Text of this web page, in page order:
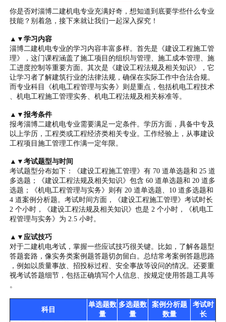
你是否对淄博二建机电专业充满好奇，想知道到底要学些什么专业
技能？别着急，接下来就让我们一起深入探究！
▲▼学习内容
淄博二建机电专业的学习内容丰富多样。首先是《建设工程施工管
理》，这门课程涵盖了施工项目的组织与管理、施工成本管理、施
工进度控制等重要方面。其次是《建设工程法规及相关知识》，它
让学习者了解建筑行业的法律法规，确保在实际工作中合法合规。
而专业科目《机电工程管理与实务》则是重点，包括机电工程技术
、机电工程施工管理实务、机电工程法规及相关标准等。
▲▼报考条件
报考淄博二建机电专业需要满足一定条件。学历方面，具备中专及
以上学历，工程类或工程经济类相关专业。工作经验上，从事建设
工程项目施工管理工作满一定年限。
▲▼考试题型与时间
考试题型分布如下：《建设工程施工管理》有 70 道单选题和 25 道
多选题；《建设工程法规及相关知识》包含 60 道单选题和 20 道多
选题；《机电工程管理与实务》则有 20 道单选题、10 道多选题和
4 道案例分析题。考试时间方面，《建设工程施工管理》考试时长
2 个小时，《建设工程法规及相关知识》也是 2 个小时，《机电工
程管理与实务》为 2.5 小时。
▲▼应试技巧
对于二建机电考试，掌握一些应试技巧很关键。比如，了解各题型
答题套路，像实务类案例题答题切勿留白。总结常考案例答题思路
，例如以质量事故、招投标过程、安全事故等设问的情况。还要重
视考试答题细节，包括正确填写个人信息、按规定使用答题工具等
。
科目
单选题数
量
多选题数
量
案例分析题
数量
考试时
长